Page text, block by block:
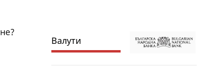
Валути